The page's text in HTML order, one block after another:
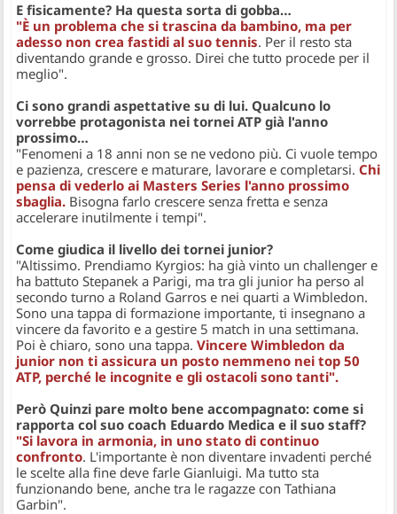
E fisicamente? Ha questa sorta di gobba…
"È un problema che si trascina da bambino, ma per
adesso non crea fastidi al suo tennis. Per il resto sta
diventando grande e grosso. Direi che tutto procede per il
meglio".
Ci sono grandi aspettative su di lui. Qualcuno lo
vorrebbe protagonista nei tornei ATP già l'anno
prossimo…
"Fenomeni a 18 anni non se ne vedono più. Ci vuole tempo
e pazienza, crescere e maturare, lavorare e completarsi.Chi
pensa di vederlo ai Masters Series l'anno prossimo
sbaglia. Bisogna farlo crescere senza fretta e senza
accelerare inutilmente i tempi".
Come giudica il livello dei tornei junior?
"Altissimo. Prendiamo Kyrgios: ha già vinto un challenger e
ha battuto Stepanek a Parigi, ma tra gli junior ha perso al
secondo turno a Roland Garros e nei quarti a Wimbledon.
Sono una tappa di formazione importante, ti insegnano a
vincere da favorito e a gestire 5 match in una settimana.
Poi è chiaro, sono una tappa.Vincere Wimbledon da
junior non ti assicura un posto nemmeno nei top 50
ATP, perché le incognite e gli ostacoli sono tanti".
Però Quinzi pare molto bene accompagnato: come si
rapporta col suo coach Eduardo Medica e il suo staff?
"Si lavora in armonia, in uno stato di continuo
confronto. L'importante è non diventare invadenti perché
le scelte alla fine deve farle Gianluigi. Ma tutto sta
funzionando bene, anche tra le ragazze con Tathiana
Garbin".